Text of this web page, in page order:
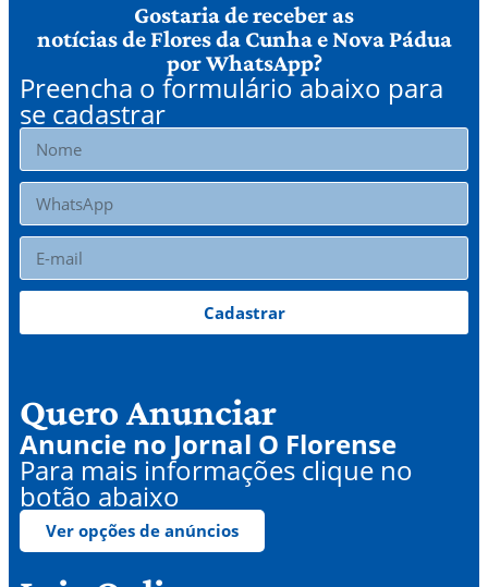
Gostaria de receber as
notícias de Flores da Cunha e Nova Pádua
por WhatsApp?
Preencha o formulário abaixo para
se cadastrar
Cadastrar
Quero Anunciar
Anuncie no Jornal O Florense
Para mais informações clique no
botão abaixo
Ver opções de anúncios